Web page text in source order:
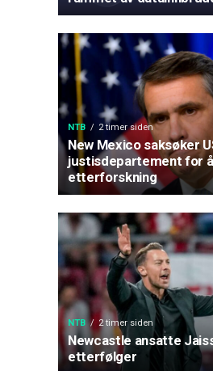
NTB 2 timer siden
New Mexico saksøker
justisdepartement for
etterforskning
NTB 2 timer siden
Newcastle ansatte
etterfølger